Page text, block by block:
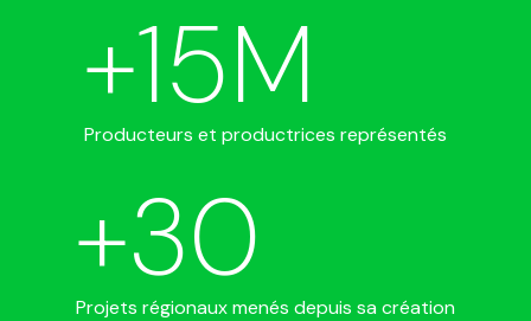
Producteurs et productrices représentés
+15M
Projets régionaux menés depuis sa création
+30